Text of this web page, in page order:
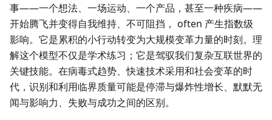
事——一个想法、一场运动、一个产品，甚至一种疾病——
开始腾飞并变得自我维持、不可阻挡， often 产生指数级
影响。它是累积的小行动转变为大规模变革力量的时刻。理
解这个模型不仅是学术练习；它是驾驭我们复杂互联世界的
关键技能。在病毒式趋势、快速技术采用和社会变革的时
代，识别和利用临界质量可能是停滞与爆炸性增长、默默无
闻与影响力、失败与成功之间的区别。